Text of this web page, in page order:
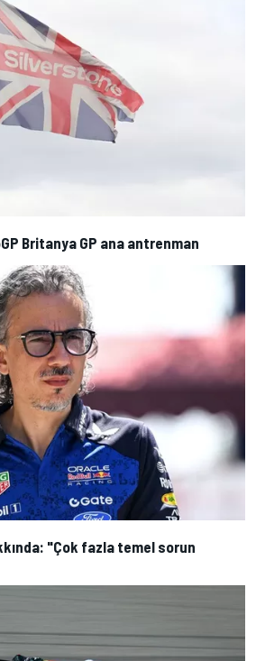
Britanya GP ana antrenman
"Çok fazla temel sorun